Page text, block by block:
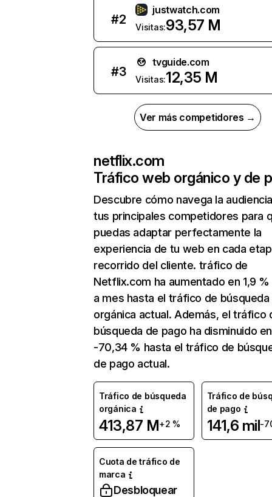
#2
justwatch.com
Visitas:93,57 M
#3
tvguide.com
Visitas:12,35 M
Ver más competidores →
netflix.com
Tráfico web orgánico y de
Descubre cómo navega la
tus principales competidores para
puedas adaptar perfectamente la
experiencia de tu web en cada
recorrido del cliente. tráfico de
Netflix.com ha aumentado en 1,9
a mes hasta el tráfico de búsqueda
orgánica actual. Además, el tráfico
búsqueda de pago ha disminuido en
-70,34 % hasta el tráfico de
de pago actual.
Tráfico de búsqueda
orgánica
413,87 M+2 %
Tráfico de
de pago
141,6 mil-
Cuota de tráfico de
marca
Desbloquear